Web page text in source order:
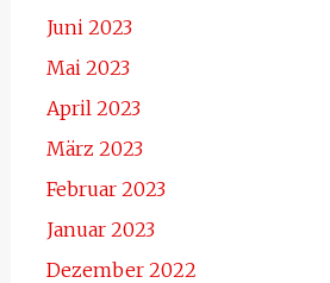
Juni 2023
Mai 2023
April 2023
März 2023
Februar 2023
Januar 2023
Dezember 2022